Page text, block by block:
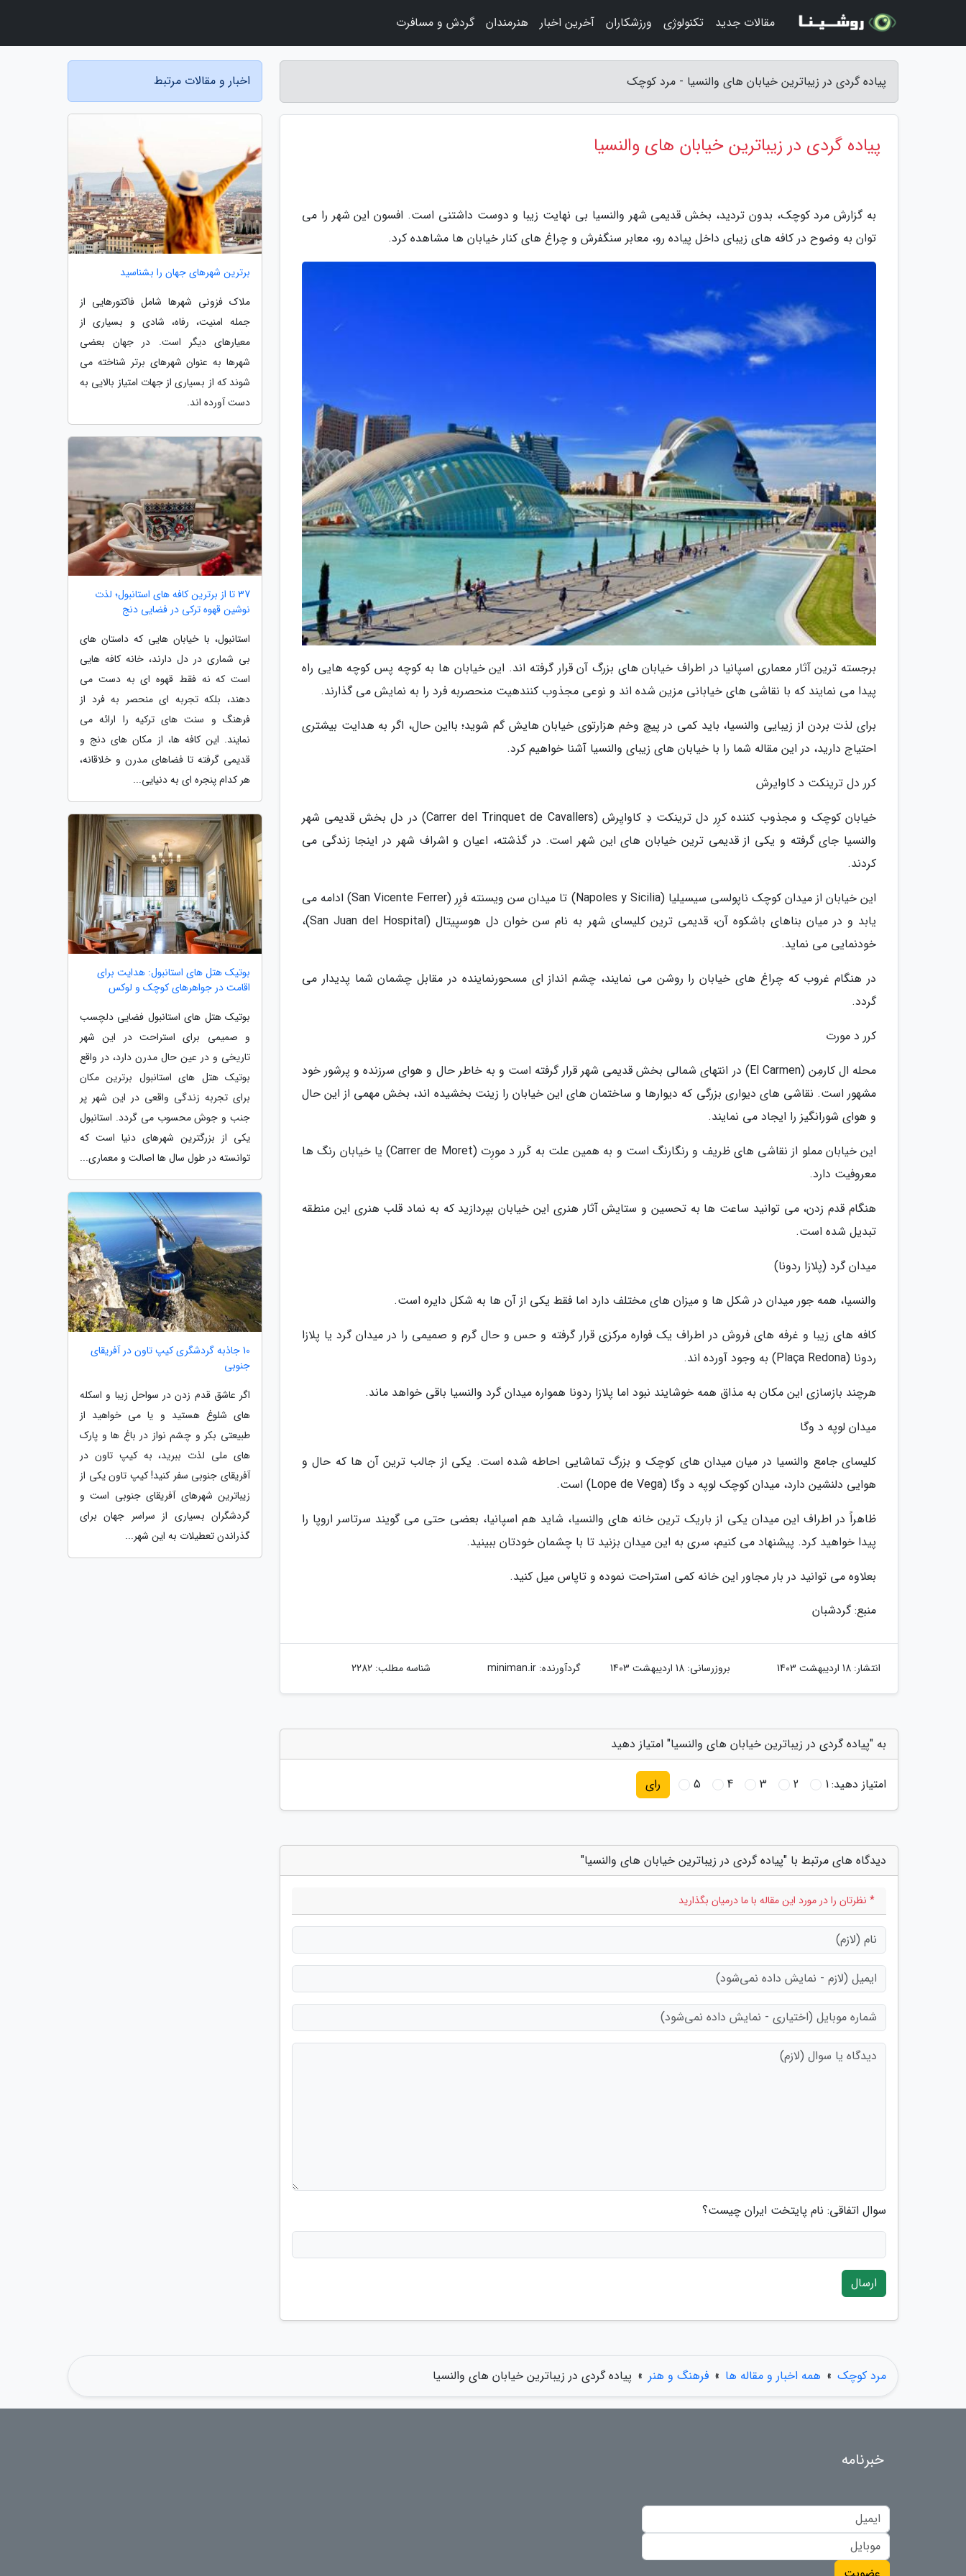
پیاده گردی در زیباترین خیابان های والنسیا - مرد کوچک
پیاده گردی در زیباترین خیابان های والنسیا
به گزارش مرد کوچک، بدون تردید، بخش قدیمی شهر والنسیا بی نهایت زیبا و دوست داشتنی است. افسون این شهر را می
توان به وضوح در کافه های زیبای داخل پیاده رو، معابر سنگفرش و چراغ های کنار خیابان ها مشاهده کرد.
برجسته ترین آثار معماری اسپانیا در اطراف خیابان های بزرگ آن قرار گرفته اند. این خیابان ها به کوچه پس کوچه هایی راه
پیدا می نمایند که با نقاشی های خیابانی مزین شده اند و نوعی مجذوب کنندهیت منحصربه فرد را به نمایش می گذارند.
برای لذت بردن از زیبایی والنسیا، باید کمی در پیچ وخم هزارتوی خیابان هایش گم شوید؛ بااین حال، اگر به هدایت بیشتری
احتیاج دارید، در این مقاله شما را با خیابان های زیبای والنسیا آشنا خواهیم کرد.
کرر دل ترینکت د کاوایرش
خیابان کوچک و مجذوب کننده کرِر دل ترینکت دِ کاوایِرش (Carrer del Trinquet de Cavallers) در دل بخش قدیمی شهر
والنسیا جای گرفته و یکی از قدیمی ترین خیابان های این شهر است. در گذشته، اعیان و اشراف شهر در اینجا زندگی می
کردند.
این خیابان از میدان کوچک ناپولسی سیسیلیا (Napoles y Sicilia) تا میدان سن ویسنته فرِر (San Vicente Ferrer) ادامه می
یابد و در میان بناهای باشکوه آن، قدیمی ترین کلیسای شهر به نام سن خوان دل هوسپیتال (San Juan del Hospital)،
خودنمایی می نماید.
در هنگام غروب که چراغ های خیابان را روشن می نمایند، چشم انداز ای مسحورنماینده در مقابل چشمان شما پدیدار می
گردد.
کرر د مورت
محله ال کارمِن (El Carmen) در انتهای شمالی بخش قدیمی شهر قرار گرفته است و به خاطر حال و هوای سرزنده و پرشور خود
مشهور است. نقاشی های دیواری بزرگی که دیوارها و ساختمان های این خیابان را زینت بخشیده اند، بخش مهمی از این حال
و هوای شورانگیز را ایجاد می نمایند.
این خیابان مملو از نقاشی های ظریف و رنگارنگ است و به همین علت به کَرر د مورِت (Carrer de Moret) یا خیابان رنگ ها
معروفیت دارد.
هنگام قدم زدن، می توانید ساعت ها به تحسین و ستایش آثار هنری این خیابان بپردازید که به نماد قلب هنری این منطقه
تبدیل شده است.
میدان گرد (پلازا ردونا)
والنسیا، همه جور میدان در شکل ها و میزان های مختلف دارد اما فقط یکی از آن ها به شکل دایره است.
کافه های زیبا و غرفه های فروش در اطراف یک فواره مرکزی قرار گرفته و حس و حال گرم و صمیمی را در میدان گرد یا پلازا
ردونا (Plaça Redona) به وجود آورده اند.
هرچند بازسازی این مکان به مذاق همه خوشایند نبود اما پلازا ردونا همواره میدان گرد والنسیا باقی خواهد ماند.
میدان لوپه د وگا
کلیسای جامع والنسیا در میان میدان های کوچک و بزرگ تماشایی احاطه شده است. یکی از جالب ترین آن ها که حال و
هوایی دلنشین دارد، میدان کوچک لوپه د وگا (Lope de Vega) است.
ظاهراً در اطراف این میدان یکی از باریک ترین خانه های والنسیا، شاید هم اسپانیا، بعضی حتی می گویند سرتاسر اروپا را
پیدا خواهید کرد. پیشنهاد می کنیم، سری به این میدان بزنید تا با چشمان خودتان ببینید.
بعلاوه می توانید در بار مجاور این خانه کمی استراحت نموده و تاپاس میل کنید.
منبع: گردشبان
انتشار: 18 اردیبهشت 1403 بروزرسانی: 18 اردیبهشت 1403 گردآورنده:miniman.ir شناسه مطلب: 2282
به "پیاده گردی در زیباترین خیابان های والنسیا" امتیاز دهید
امتیاز دهید:1
2
3
4
5 رای
دیدگاه های مرتبط با "پیاده گردی در زیباترین خیابان های والنسیا"
* نظرتان را در مورد این مقاله با ما درمیان بگذارید
سوال اتفاقی: نام پایتخت ایران چیست؟
ارسال
اخبار و مقالات مرتبط
برترین شهرهای جهان را بشناسید
ملاک فزونی شهرها شامل فاکتورهایی از
جمله امنیت، رفاه، شادی و بسیاری از
معیارهای دیگر است. در جهان بعضی
شهرها به عنوان شهرهای برتر شناخته می
شوند که از بسیاری از جهات امتیاز بالایی به
دست آورده اند.
37 تا از برترین کافه های استانبول؛ لذت
نوشین قهوه ترکی در فضایی دنج
استانبول، با خیابان هایی که داستان های
بی شماری در دل دارند، خانه کافه هایی
است که نه فقط قهوه ای به دست می
دهند، بلکه تجربه ای منحصر به فرد از
فرهنگ و سنت های ترکیه را ارائه می
نمایند. این کافه ها، از مکان های دنج و
قدیمی گرفته تا فضاهای مدرن و خلاقانه،
هر کدام پنجره ای به دنیایی...
بوتیک هتل های استانبول: هدایت برای
اقامت در جواهرهای کوچک و لوکس
بوتیک هتل های استانبول فضایی دلچسب
و صمیمی برای استراحت در این شهر
تاریخی و در عین حال مدرن دارد، در واقع
بوتیک هتل های استانبول برترین مکان
برای تجربه زندگی واقعی در این شهر پر
جنب و جوش محسوب می گردد. استانبول
یکی از بزرگترین شهرهای دنیا است که
توانسته در طول سال ها اصالت و معماری...
10 جاذبه گردشگری کیپ تاون در آفریقای
جنوبی
اگر عاشق قدم زدن در سواحل زیبا و اسکله
های شلوغ هستید و یا می خواهید از
طبیعتی بکر و چشم نواز در باغ ها و پارک
های ملی لذت ببرید، به کیپ تاون در
آفریقای جنوبی سفر کنید! کیپ تاون یکی از
زیباترین شهرهای آفریقای جنوبی است و
گردشگران بسیاری از سراسر جهان برای
گذراندن تعطیلات به این شهر...
مرد کوچک » همه اخبار و مقاله ها » فرهنگ و هنر » پیاده گردی در زیباترین خیابان های والنسیا
مقالات جدید تکنولوژی ورزشکاران آخرین اخبار هنرمندان گردش و مسافرت
خبرنامه